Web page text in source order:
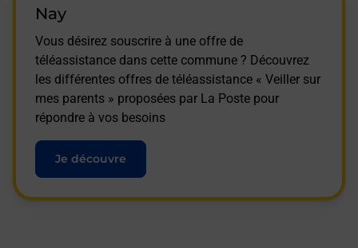
Nay
Vous désirez souscrire à une offre de
téléassistance dans cette commune ? Découvrez
les différentes offres de téléassistance « Veiller sur
mes parents » proposées par La Poste pour
répondre à vos besoins
Je découvre